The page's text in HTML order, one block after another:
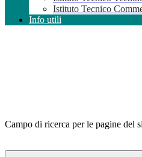
Istituto Tecnico
Info utili
Campo di ricerca per le pagine del